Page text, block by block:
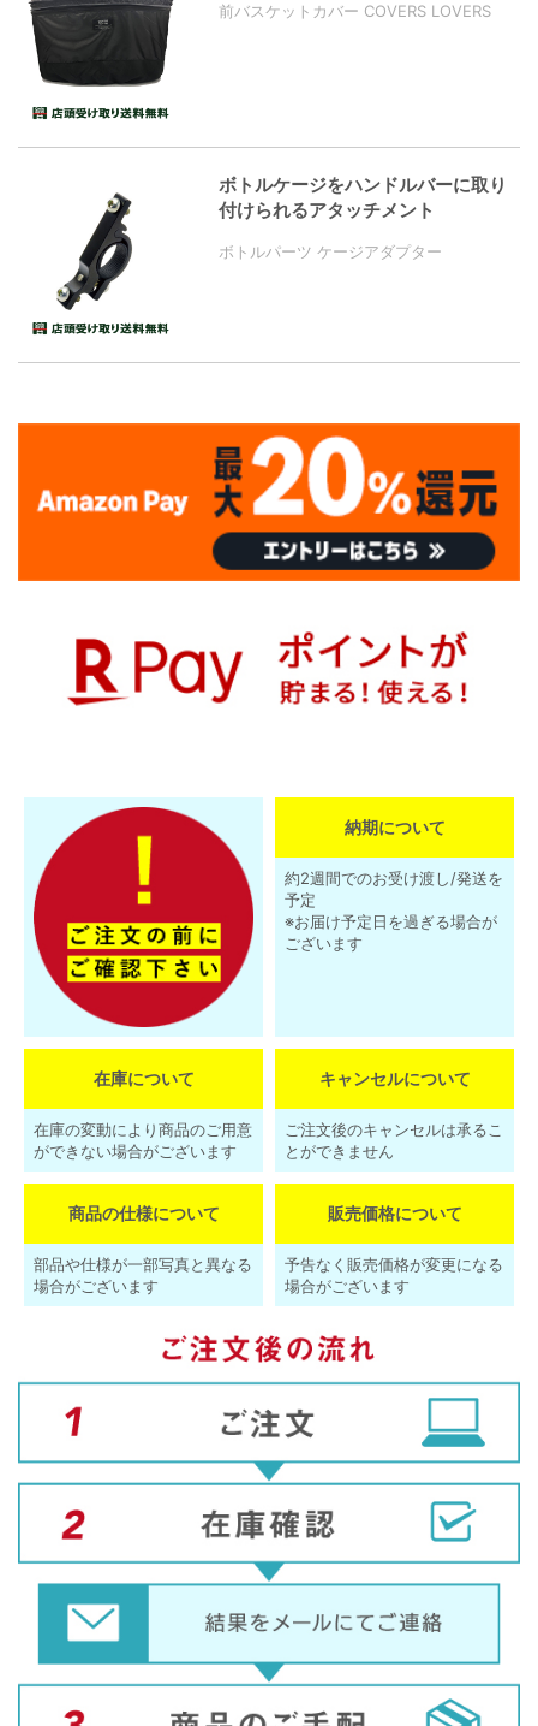
前バスケットカバー COVERS LOVERS
ボトルケージをハンドルバーに取り
付けられるアタッチメント
ボトルパーツ ケージアダプター
納期について
約2週間でのお受け渡し/発送を
予定
※お届け予定日を過ぎる場合が
ございます
在庫について
在庫の変動により商品のご用意
ができない場合がございます
キャンセルについて
ご注文後のキャンセルは承るこ
とができません
商品の仕様について
部品や仕様が一部写真と異なる
場合がございます
販売価格について
予告なく販売価格が変更になる
場合がございます